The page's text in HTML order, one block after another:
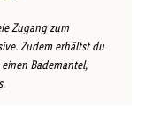
Zugang zum
Zudem erhältst du
Bademantel,